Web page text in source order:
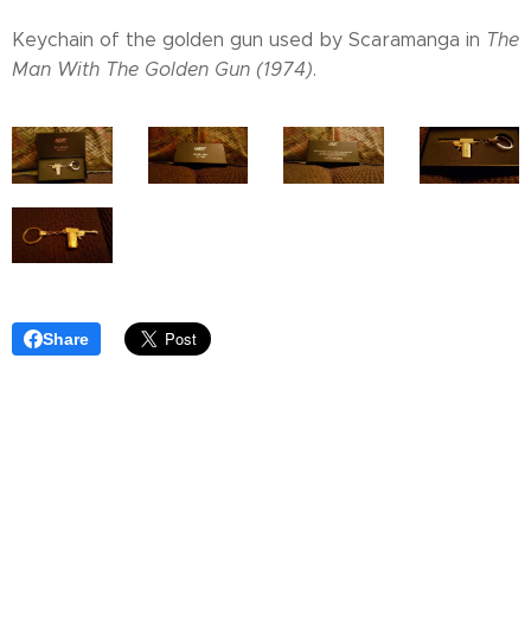
Keychain of the golden gun used by Scaramanga in The
Man With The Golden Gun (1974).
Share